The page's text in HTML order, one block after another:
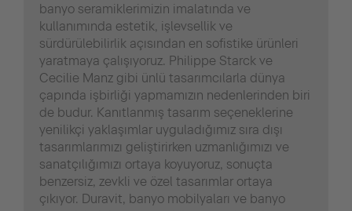
banyo seramiklerimizin imalatında ve
kullanımında estetik, işlevsellik ve
sürdürülebilirlik açısından en sofistike ürünleri
yaratmaya çalışıyoruz. Philippe Starck ve
Cecilie Manz gibi ünlü tasarımcılarla dünya
çapında işbirliği yapmamızın nedenlerinden biri
de budur. Kanıtlanmış tasarım seçeneklerine
yenilikçi yaklaşımlar uyguladığımız sıra dışı
tasarımlarımızı geliştirirken uzmanlığımızı ve
sanatçılığımızı ortaya koyuyoruz, sonuçta
benzersiz, zevkli ve özel tasarımlar ortaya
çıkıyor. Duravit, banyo mobilyaları ve banyo